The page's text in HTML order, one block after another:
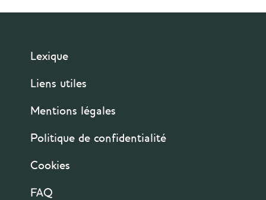
Lexique
Liens utiles
Mentions légales
Politique de confidentialité
Cookies
FAQ